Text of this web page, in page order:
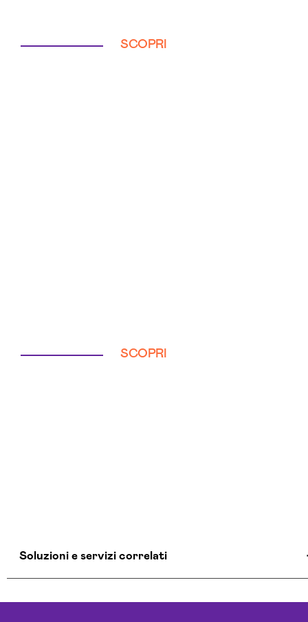
SCOPRI
SCOPRI
Soluzioni e servizi correlati
Consulente Informatico Aosta